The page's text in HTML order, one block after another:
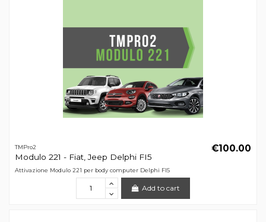
TMPro2
Modulo 221 - Fiat, Jeep Delphi FI5
€100.00
Attivazione Modulo 221 per body computer Delphi FI5
Add to cart